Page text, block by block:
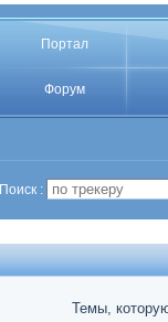
Портал
Форум
Поиск :
Темы,